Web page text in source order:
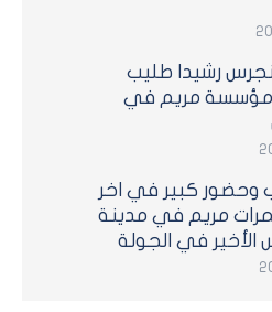
رشيدا طليب
مريم في
وحضور كبير في اخر
مريم في مدينة
الأخير في الجولة